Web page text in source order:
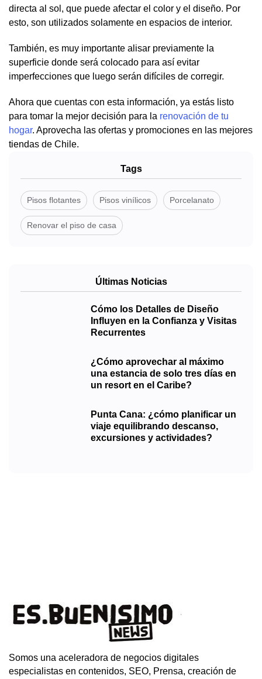
directa al sol, que puede afectar el color y el diseño. Por
esto, son utilizados solamente en espacios de interior.
También, es muy importante alisar previamente la
superficie donde será colocado para así evitar
imperfecciones que luego serán difíciles de corregir.
Ahora que cuentas con esta información, ya estás listo
para tomar la mejor decisión para la renovación de tu
hogar. Aprovecha las ofertas y promociones en las mejores
tiendas de Chile.
Tags
Pisos flotantes Pisos vinílicos Porcelanato
Renovar el piso de casa
Últimas Noticias
Cómo los Detalles de Diseño
Influyen en la Confianza y Visitas
Recurrentes
¿Cómo aprovechar al máximo
una estancia de solo tres días en
un resort en el Caribe?
Punta Cana: ¿cómo planificar un
viaje equilibrando descanso,
excursiones y actividades?
Somos una aceleradora de negocios digitales
especialistas en contenidos, SEO, Prensa, creación de